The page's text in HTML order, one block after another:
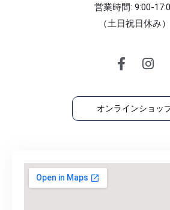
営業時間: 9:00-
（土日祝日休み）
オンラインショッ